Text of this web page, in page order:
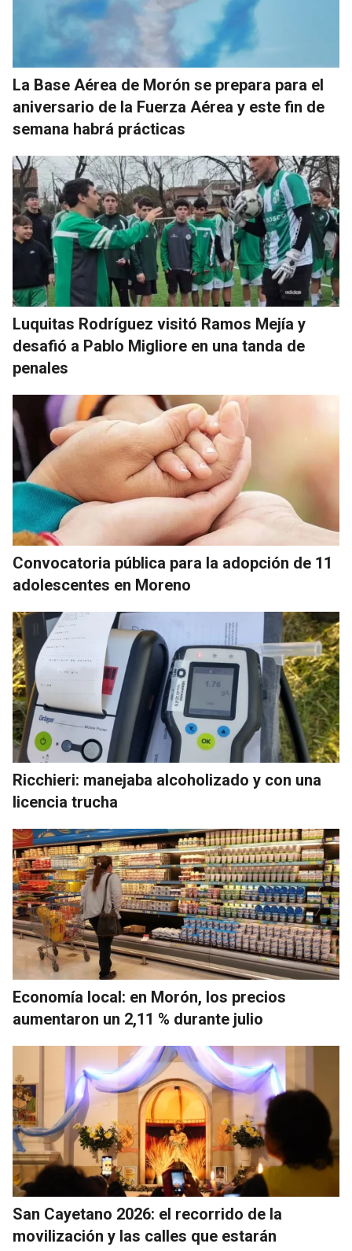
La Base Aérea de Morón se prepara para el
aniversario de la Fuerza Aérea y este fin de
semana habrá prácticas
Luquitas Rodríguez visitó Ramos Mejía y
desafió a Pablo Migliore en una tanda de
penales
Convocatoria pública para la adopción de 11
adolescentes en Moreno
Ricchieri: manejaba alcoholizado y con una
licencia trucha
Economía local: en Morón, los precios
aumentaron un 2,11 % durante julio
San Cayetano 2026: el recorrido de la
movilización y las calles que estarán